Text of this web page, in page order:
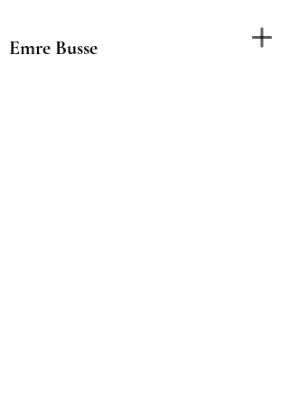
Emre Busse